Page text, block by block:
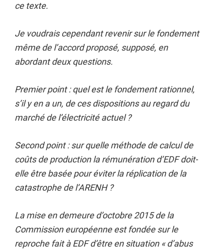
ce texte.
Je voudrais cependant revenir sur le fondement
même de l’accord proposé, supposé, en
abordant deux questions.
Premier point : quel est le fondement rationnel,
s’il y en a un, de ces dispositions au regard du
marché de l’électricité actuel ?
Second point : sur quelle méthode de calcul de
coûts de production la rémunération d’EDF doit-
elle être basée pour éviter la réplication de la
catastrophe de l’ARENH ?
La mise en demeure d’octobre 2015 de la
Commission européenne est fondée sur le
reproche fait à EDF d’être en situation « d’abus